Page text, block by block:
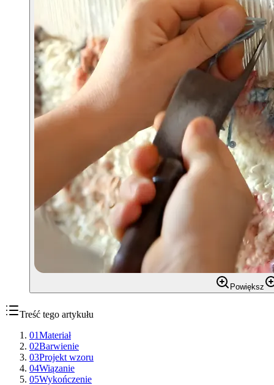
Powiększ
Treść tego artykułu
01Materiał
02Barwienie
03Projekt wzoru
04Wiązanie
05Wykończenie